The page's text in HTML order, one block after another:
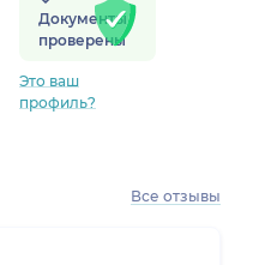
Документы
проверены
Это ваш
профиль?
Все отзывы